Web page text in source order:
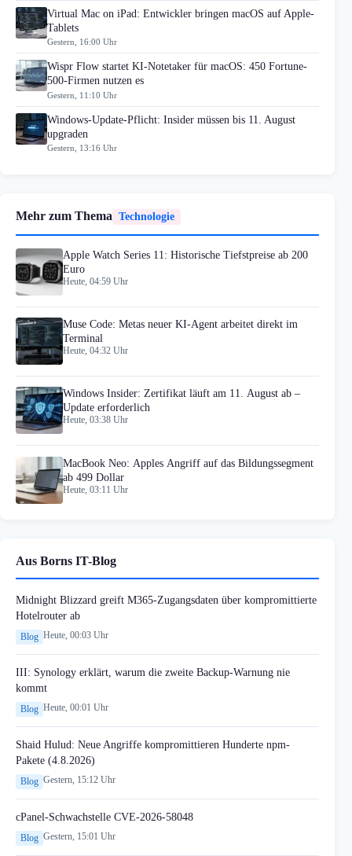
Virtual Mac on iPad: Entwickler bringen macOS auf Apple-
Tablets
Gestern, 16:00 Uhr
Wispr Flow startet KI-Notetaker für macOS: 450 Fortune-
500-Firmen nutzen es
Gestern, 11:10 Uhr
Windows-Update-Pflicht: Insider müssen bis 11. August
upgraden
Gestern, 13:16 Uhr
Mehr zum Thema Technologie
Apple Watch Series 11: Historische Tiefstpreise ab 200
Euro
Heute, 04:59 Uhr
Muse Code: Metas neuer KI-Agent arbeitet direkt im
Terminal
Heute, 04:32 Uhr
Windows Insider: Zertifikat läuft am 11. August ab –
Update erforderlich
Heute, 03:38 Uhr
MacBook Neo: Apples Angriff auf das Bildungssegment
ab 499 Dollar
Heute, 03:11 Uhr
Aus Borns IT-Blog
Midnight Blizzard greift M365-Zugangsdaten über kompromittierte
Hotelrouter ab
Blog Heute, 00:03 Uhr
III: Synology erklärt, warum die zweite Backup-Warnung nie
kommt
Blog Heute, 00:01 Uhr
Shaid Hulud: Neue Angriffe kompromittieren Hunderte npm-
Pakete (4.8.2026)
Blog Gestern, 15:12 Uhr
cPanel-Schwachstelle CVE-2026-58048
Blog Gestern, 15:01 Uhr